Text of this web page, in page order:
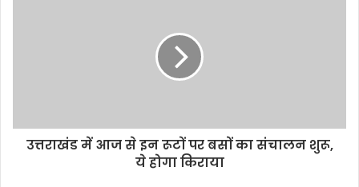
उत्तराखंड में आज से इन रूटों पर बसों का संचालन शुरू,
ये होगा किराया